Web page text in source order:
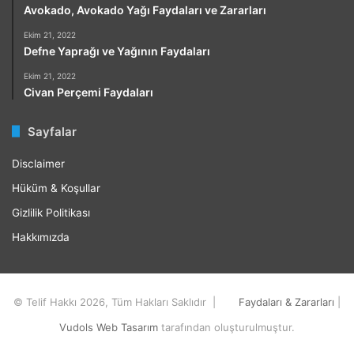
Avokado, Avokado Yağı Faydaları ve Zararları
Ekim 21, 2022
Defne Yaprağı ve Yağının Faydaları
Ekim 21, 2022
Civan Perçemi Faydaları
Sayfalar
Disclaimer
Hüküm & Koşullar
Gizlilik Politikası
Hakkımızda
© Telif Hakkı 2026, Tüm Hakları Saklıdır | Faydaları & Zararları
Vudols Web Tasarım tarafından oluşturulmuştur.